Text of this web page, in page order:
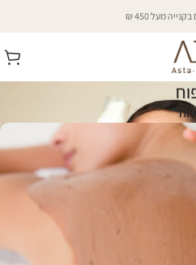
מעל 450 ₪